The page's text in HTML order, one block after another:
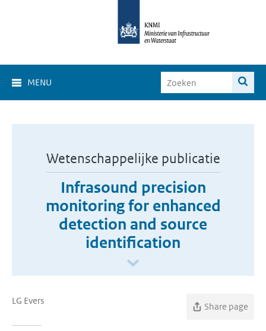
MENU
Wetenschappelijke publicatie
Infrasound precision
monitoring for enhanced
detection and source
identification
LG Evers
Share page